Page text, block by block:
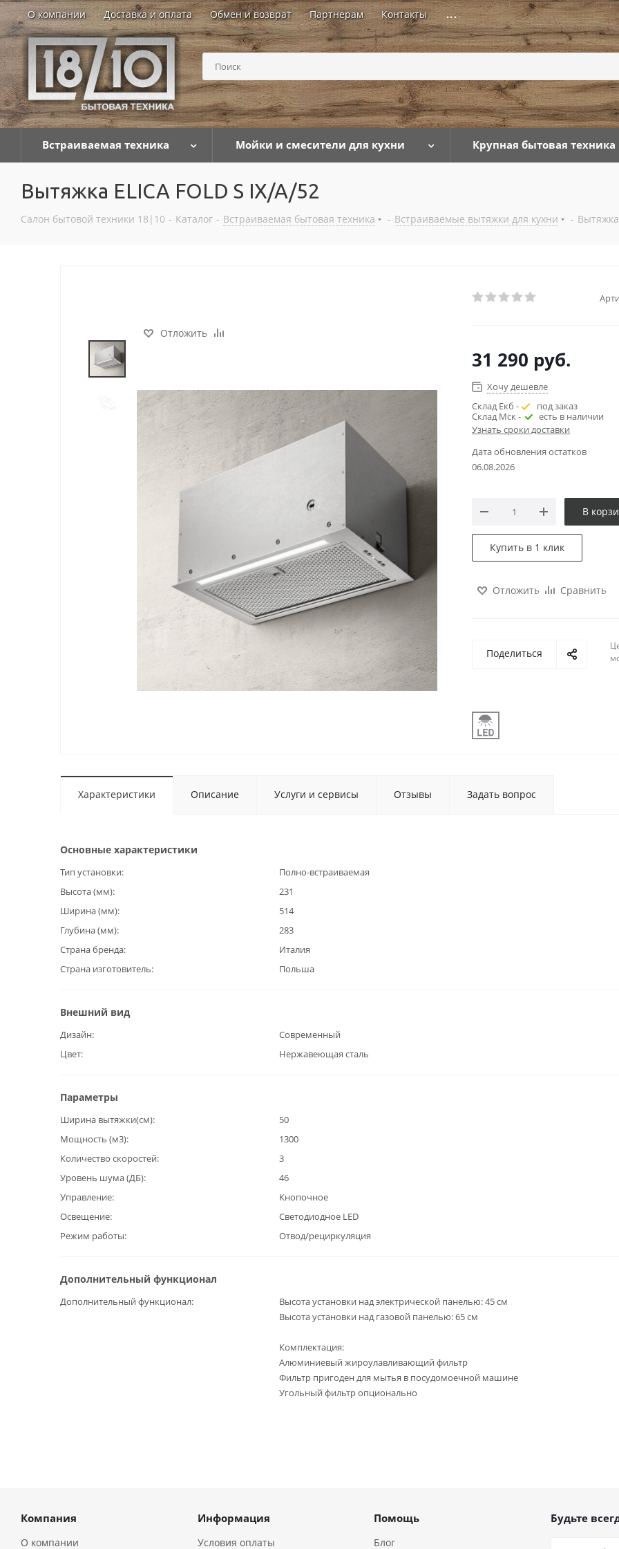
О компании Доставка и оплата Обмен и возврат Партнерам Контакты ...
Встраиваемая техника Мойки и смесители для кухни Крупная бытовая техника
Вытяжка ELICA FOLD S IX/A/52
Салон бытовой техники 18|10 - Каталог - Встраиваемая бытовая техника - Встраиваемые вытяжки для кухни - Вытяжка
Отложить
31 290 руб.
Хочу дешевле
Склад Екб -
под заказ
Склад Мск -
есть в наличии
Узнать сроки доставки
Дата обновления остатков
06.08.2026
В
Купить в 1 клик
Отложить Сравнить
Поделиться
Характеристики Описание Услуги и сервисы Отзывы Задать вопрос
Основные характеристики
Тип установки
Полно-встраиваемая
Высота (мм)
231
Ширина (мм)
514
Глубина (мм)
283
Страна бренда
Италия
Страна изготовитель
Польша
Внешний вид
Дизайн
Современный
Цвет
Нержавеющая сталь
Параметры
Ширина вытяжки(см)
50
Мощность (м3)
1300
Количество скоростей
3
Уровень шума (ДБ)
46
Управление
Кнопочное
Освещение
Светодиодное LED
Режим работы
Отвод/рециркуляция
Дополнительный функционал
Дополнительный функционал
Высота установки над электрической панелью: 45 см
Высота установки над газовой панелью: 65 см
Комплектация:
Алюминиевый жироулавливающий фильтр
Фильтр пригоден для мытья в посудомоечной машине
Угольный фильтр опционально
Компания
О компании
Информация
Условия оплаты
Помощь
Блог
Будьте